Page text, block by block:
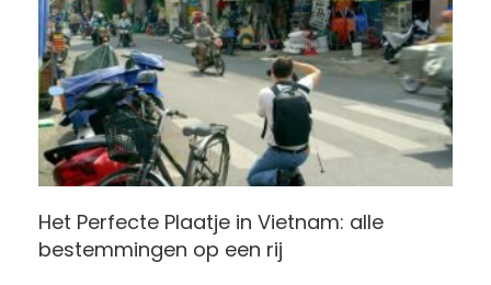
Het Perfecte Plaatje in Vietnam: alle
bestemmingen op een rij